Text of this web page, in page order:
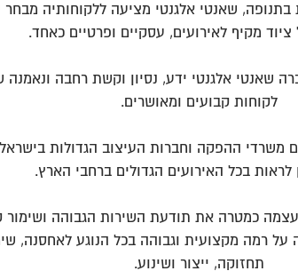
בתנופה, שאנטי אלגנטי מציעה ללקוחותיה מבחר
מקיף לאירועים, עסקיים ופרטיים כאחד.
שאנטי אלגנטי ידע, נסיון וקשת רחבה ונאמנה
לקוחות קבועים ומאושרים.
משרדי ההפקה וחברות העיצוב הגדולות
לראות בכל האירועים הגדולים ברחבי הארץ.
כמטרה את תודעת השירות הגבוהה ושימור
על רמה מקצועית וגבוהה בכל הנוגע לאחסנה,
תחזוקה, ייצור ושינוע.